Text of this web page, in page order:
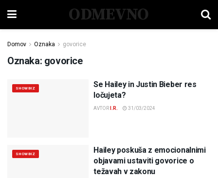
ODMEVNO
Domov Oznaka govorice
Oznaka: govorice
SHOWBIZ
Se Hailey in Justin Bieber res
ločujeta?
AVTOR I.R. 31/03/2024
SHOWBIZ
Hailey poskuša z emocionalnimi
objavami ustaviti govorice o
težavah v zakonu